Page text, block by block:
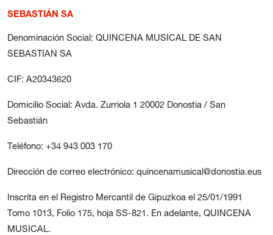
Newsletter
Patrocinio
SEBASTIÁN SA
Denominación Social: QUINCENA MUSICAL DE SAN
SEBASTIAN SA
CIF: A20343620
Domicilio Social: Avda. Zurriola 1 20002 Donostia / San
Sebastián
Teléfono: +34 943 003 170
Dirección de correo electrónico: quincenamusical@donostia.eus
Inscrita en el Registro Mercantil de Gipuzkoa el 25/01/1991
Tomo 1013, Folio 175, hoja SS-821. En adelante, QUINCENA
MUSICAL.